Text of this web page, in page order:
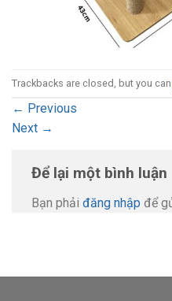
Trackbacks are closed, but you can
← Previous
Next →
Để lại một bình luận
Bạn phải đăng nhập để